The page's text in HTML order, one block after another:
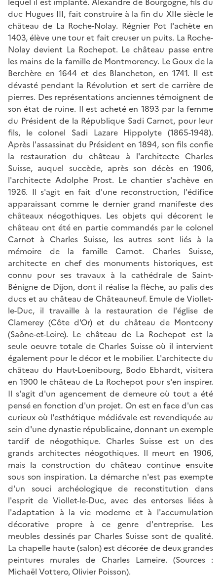
duc Hugues III, fait construire à la fin du XIIe siècle le
château de La Roche-Nolay. Régnier Pot l'achète en
1403, élève une tour et fait creuser un puits. La Roche-
Nolay devient La Rochepot. Le château passe entre
les mains de la famille de Montmorency. Le Goux de la
Berchère en 1644 et des Blancheton, en 1741. Il est
dévasté pendant la Révolution et sert de carrière de
pierres. Des représentations anciennes témoignent de
son état de ruine. Il est acheté en 1893 par la femme
du Président de la République Sadi Carnot, pour leur
fils, le colonel Sadi Lazare Hippolyte (1865-1948).
Après l'assassinat du Président en 1894, son fils confie
la restauration du château à l'architecte Charles
Suisse, auquel succède, après son décès en 1906,
l'architecte Adolphe Prost. Le chantier s'achève en
1926. Il s'agit en fait d'une reconstruction, l'édifice
apparaissant comme le dernier grand manifeste des
châteaux néogothiques. Les objets qui décorent le
château ont été en partie commandés par le colonel
Carnot à Charles Suisse, les autres sont liés à la
mémoire de la famille Carnot. Charles Suisse,
architecte en chef des monuments historiques, est
connu pour ses travaux à la cathédrale de Saint-
Bénigne de Dijon, dont il réalise la flèche, au palis des
ducs et au château de Châteauneuf. Emule de Viollet-
le-Duc, il travaille à la restauration de l'église de
Clamerey (Côte d'Or) et du château de Montcony
(Saône-et-Loire). Le château de La Rochepot est la
seule oeuvre totale de Charles Suisse où il intervient
également pour le décor et le mobilier. L'architecte du
château du Haut-Loenibourg, Bodo Ebhardt, visitera
en 1900 le château de La Rochepot pour s'en inspirer.
Il s'agit d'un agencement de demeure où tout a été
pensé en fonction d'un projet. On est en face d'un cas
curieux où l'esthétique médiévale est revendiquée au
sein d'une dynastie républicaine, donnant un exemple
tardif de néogothique. Charles Suisse est un des
grands architectes néogothiques. Il meurt en 1906,
mais la construction du château continue ensuite
sous son inspiration. La démarche n'est pas exempte
d'un souci archéologique de reconstitution dans
l'esprit de Viollet-le-Duc, avec des entorses liées à
l'adaptation à la vie moderne et à l'accumulation
décorative propre à ce genre d'entreprise. Les
meubles dessinés par Charles Suisse sont de qualité.
La chapelle haute (salon) est décorée de deux grandes
peintures murales de Charles Lameire. (Sources :
Michaël Vottero, Olivier Poisson).